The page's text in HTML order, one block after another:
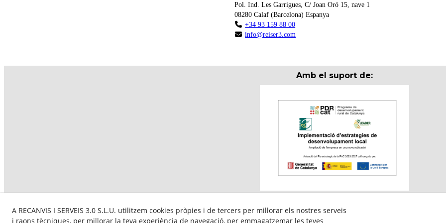
Pol. Ind. Les Garrigues, C/ Joan Oró 15, nave 1
08280 Calaf(Barcelona) Espanya
+34 93 159 88 00
info@reiser3.com
Amb el suport de:
Aquesta empresa participa en el programa per a la contractació de persones en situació de
subvencionat pel Servei Públic d’Ocupació de Catalunya i amb el cofinançament del Fons
A RECANVIS I SERVEIS 3.0 S.L.U. utilitzem cookies pròpies i de tercers per millorar els nostres serveis
i raons tècniques, per millorar la teva experiència de navegació, per emmagatzemar les teves